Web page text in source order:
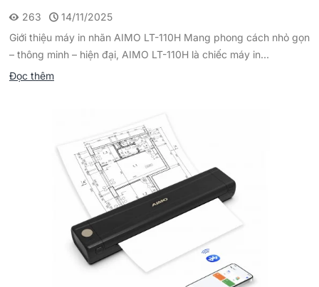
263
14/11/2025
Giới thiệu máy in nhãn AIMO LT-110H Mang phong cách nhỏ gọn
– thông minh – hiện đại, AIMO LT-110H là chiếc máy in...
Đọc thêm